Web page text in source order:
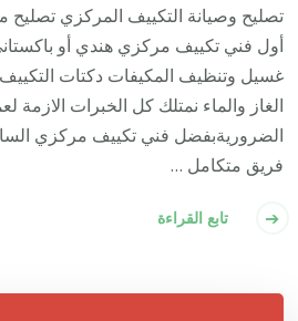
تصليح وصيانة التكييف المركزي
أول فني تكييف مركزي هندي أو
غسيل وتنظيف المكيفات دكتات
الغاز والماء نمتلك كل الخبرات الازمة
الضروريةبفضل فني تكييف مركزي
فريق متكامل …
تابع القراءة